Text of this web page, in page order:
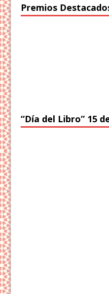
Premios
“Día del Libro” 15